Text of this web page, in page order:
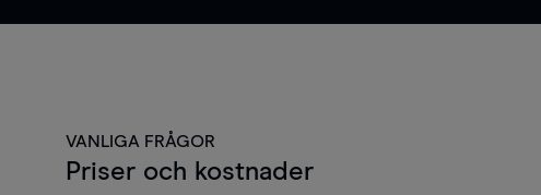
VANLIGA FRÅGOR
Priser och kostnader